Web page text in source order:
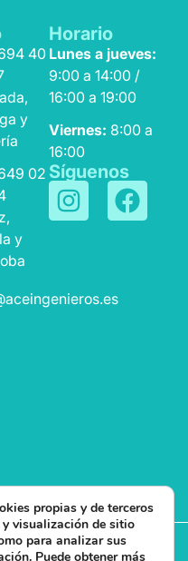
40
y
02
y
Horario
Lunes a jueves:
9:00 a 14:00 /
16:00 a 19:00
Viernes: 8:00 a
16:00
Síguenos
propias y de terceros
visualización de sitio
para analizar sus
Puede obtener más